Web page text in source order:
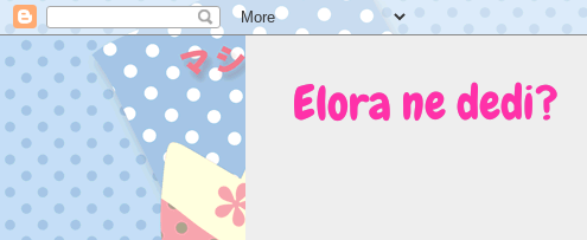
Elora ne dedi?